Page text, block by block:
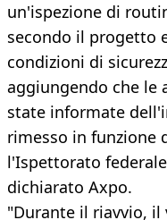
un'ispezione di
secondo il progetto
condizioni di
aggiungendo che le
state informate
rimesso in funzione
l'Ispettorato
dichiarato Axpo.
"Durante il riavvio, il